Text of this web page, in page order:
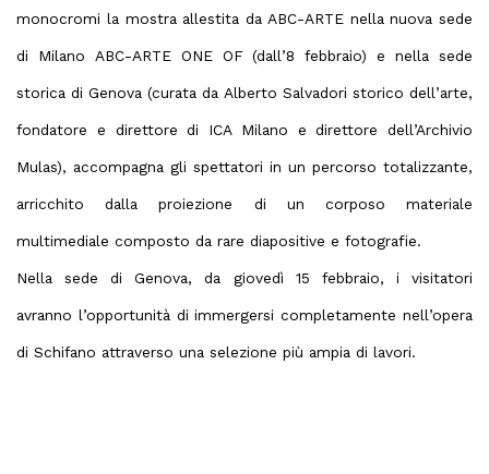
monocromi la mostra allestita da ABC-ARTE nella nuova sede
di Milano ABC-ARTE ONE OF(dall’8 febbraio) e nella sede
storica di Genova (curata da Alberto Salvadori storico dell’arte,
fondatore e direttore di ICA Milano e direttore dell’Archivio
Mulas), accompagna gli spettatori in un percorso totalizzante,
arricchito dalla proiezione di un corposo materiale
multimediale composto da rare diapositive e fotografie.
Nella sede di Genova, da giovedì 15 febbraio, i visitatori
avranno l’opportunità di immergersi completamente nell’opera
di Schifano attraverso una selezione più ampia di lavori.